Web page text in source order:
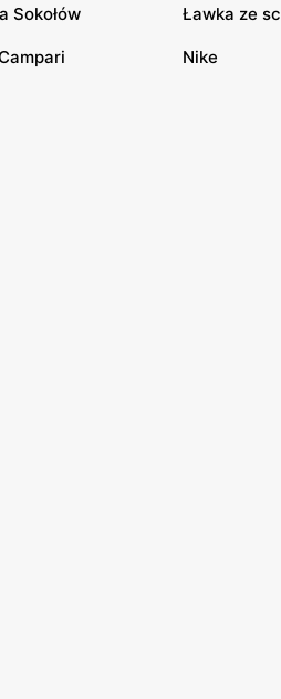
Sokołów Ławka ze
Nike